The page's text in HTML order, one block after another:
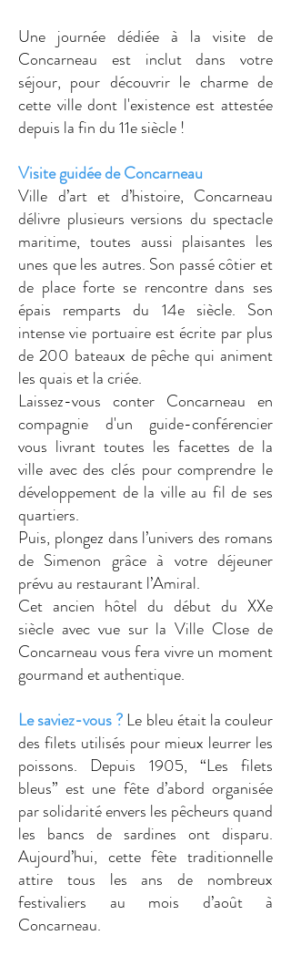
Une journée dédiée à la visite de
Concarneau est inclut dans votre
séjour, pour découvrir le charme de
cette ville dont l'existence est attestée
depuis la fin du 11e siècle !
Visite guidée de Concarneau
Ville d’art et d’histoire, Concarneau
délivre plusieurs versions du spectacle
maritime, toutes aussi plaisantes les
unes que les autres. Son passé côtier et
de place forte se rencontre dans ses
épais remparts du 14e siècle. Son
intense vie portuaire est écrite par plus
de 200 bateaux de pêche qui animent
les quais et la criée.
Laissez-vous conter Concarneau en
compagnie d'un guide-conférencier
vous livrant toutes les facettes de la
ville avec des clés pour comprendre le
développement de la ville au fil de ses
quartiers.
Puis, plongez dans l’univers des romans
de Simenon grâce à votre déjeuner
prévu au restaurant l’Amiral.
Cet ancien hôtel du début du XXe
siècle avec vue sur la Ville Close de
Concarneau vous fera vivre un moment
gourmand et authentique.
Le saviez-vous ?Le bleu était la couleur
des filets utilisés pour mieux leurrer les
poissons. Depuis 1905, “Les filets
bleus” est une fête d’abord organisée
par solidarité envers les pêcheurs quand
les bancs de sardines ont disparu.
Aujourd’hui, cette fête traditionnelle
attire tous les ans de nombreux
festivaliers au mois d’août à
Concarneau.